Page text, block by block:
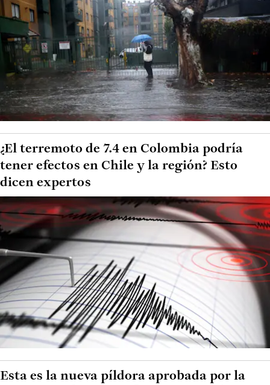
¿El terremoto de 7.4 en Colombia podría
tener efectos en Chile y la región? Esto
dicen expertos
Esta es la nueva píldora aprobada por la